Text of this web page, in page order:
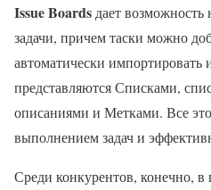
Issue Boards дает возможность
задачи, причем таски можно
автоматически импортировать
представляются Списками,
описаниями и Метками. Все это
выполнением задач и
Среди конкурентов, конечно,